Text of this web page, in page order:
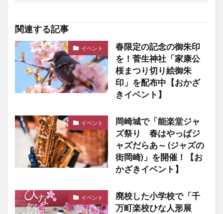
関連する記事
イベント
春限定の記念の御朱印
を！菅生神社「家康公
桜まつり切り絵御朱
印」を配布中【おかざ
きイベント】
イベント
岡崎城で「能楽堂ジャ
ズ祭り 春はやっぱジ
ャズだらあ～ (ジャズの
街岡崎)」を開催！【お
かざきイベント】
イベント
廃校した小学校で「千
万町楽校ひな人形展